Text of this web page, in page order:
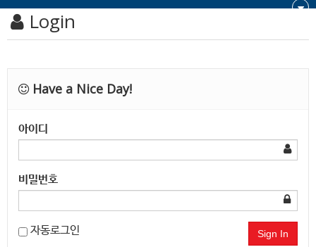
Login
Have a Nice Day!
아이디
비밀번호
자동로그인 Sign In